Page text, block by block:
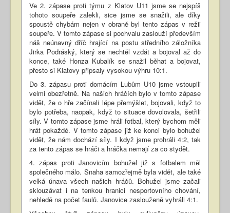
Ve 2. zápase proti týmu z Klatov U11 jsme se nejspíš
tohoto soupeře zalekli, sice jsme se snažili, ale díky
spoustě chybám nejen v obraně byl tento zápas v režii
soupeře. V tomto zápase si pochvalu zaslouží především
náš neúnavný dříč hrající na postu středního záložníka
Jirka Podráský, který se nechtěl vzdát a bojoval až do
konce, také Honza Kubalík se snažil běhat a bojovat,
přesto si Klatovy připsaly vysokou výhru 10:1.
Do 3. zápasu proti domácím Lubům U10 jsme vstoupili
velmi obezřetně. Na našich hráčích bylo v tomto zápase
vidět, že o hře začínali lépe přemýšlet, bojovali, když to
bylo potřeba, naopak, když to situace dovolovala, šetřili
síly. V tomto zápase jsme hráli fotbal, který bychom měli
hrát pokaždé. V tomto zápase již ke konci bylo bohužel
vidět, že nám dochází síly. I když jsme prohráli 4:2, tak
za tento zápas se hráči a hráčka nemají za co stydět.
4. zápas proti Janovicím bohužel již s fotbalem měl
společného málo. Snaha samozřejmě byla vidět, ale také
velká únava všech našich hráčů. Bohužel jsme začali
sklouzávat i na tenkou hranici nesportovního chování,
nehledě na počet faulů. Janovice zaslouženě vyhráli 4:1.